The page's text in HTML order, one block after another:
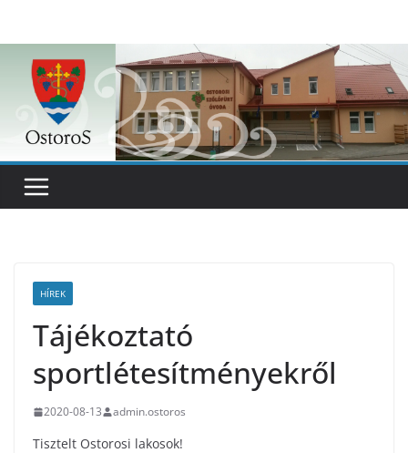
content
HÍREK
Tájékoztató
sportlétesítményekről
2020-08-13 admin.ostoros
Tisztelt Ostorosi lakosok!